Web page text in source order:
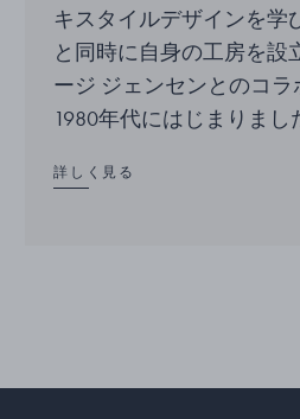
キスタイルデザインを学
と同時に自身の工房を設
ージ ジェンセンとのコ
1980年代にはじまりまし
詳しく見る